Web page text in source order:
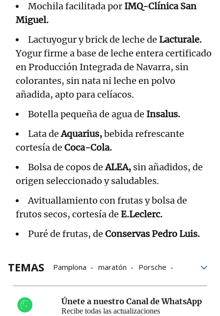
Mochila facilitada por IMQ-Clínica San
Miguel.
Lactuyogur y brick de leche de Lacturale.
Yogur firme a base de leche entera certificado
en Producción Integrada de Navarra, sin
colorantes, sin nata ni leche en polvo
añadida, apto para celíacos.
Botella pequeña de agua de Insalus.
Lata deAquarius,bebida refrescante
cortesía de Coca-Cola.
Bolsa de copos deALEA, sin añadidos, de
origen seleccionado y saludables.
Avituallamiento con frutas y bolsa de
frutos secos, cortesía de E.Leclerc.
Puré de frutas, de Conservas Pedro Luis.
TEMAS Pamplona maratón
Porsche
Medio Maratón Zubiri Pamplona
Únete a nuestro Canal de WhatsApp
Recibe todas las actualizaciones